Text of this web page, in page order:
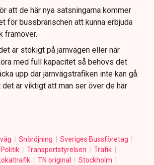
att de här nya satsningarna kommer
för bussbranschen att kunna erbjuda
framöver.
är stökigt på järnvägen eller när
med full kapacitet så behövs det
upp där järnvägstrafiken inte kan gå.
det är viktigt att man ser över de här
Snöröjning
Sveriges Bussföretag
Politik Transportstyrelsen
Trafik
TN original
Stockholm